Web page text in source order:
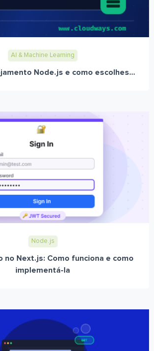
AI & Machine Learning
Node.js e como escolhes...
Node.js
no Next.js: Como funciona e como
implementá-la